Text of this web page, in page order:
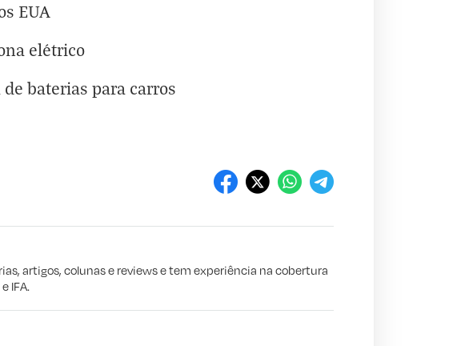
EUA
elétrico
baterias para carros
artigos, colunas e reviews e tem experiência na cobertura
IFA.